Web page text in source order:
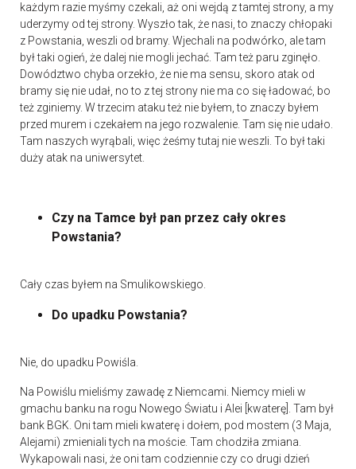
każdym razie myśmy czekali, aż oni wejdą z tamtej strony, a my
uderzymy od tej strony. Wyszło tak, że nasi, to znaczy chłopaki
z Powstania, weszli od bramy. Wjechali na podwórko, ale tam
był taki ogień, że dalej nie mogli jechać. Tam też paru zginęło.
Dowództwo chyba orzekło, że nie ma sensu, skoro atak od
bramy się nie udał, no to z tej strony nie ma co się ładować, bo
też zginiemy. W trzecim ataku też nie byłem, to znaczy byłem
przed murem i czekałem na jego rozwalenie. Tam się nie udało.
Tam naszych wyrąbali, więc żeśmy tutaj nie weszli. To był taki
duży atak na uniwersytet.
Czy na Tamce był pan przez cały okres
Powstania?
Cały czas byłem na Smulikowskiego.
Do upadku Powstania?
Nie, do upadku Powiśla.
Na Powiślu mieliśmy zawadę z Niemcami. Niemcy mieli w
gmachu banku na rogu Nowego Światu i Alei [kwaterę]. Tam był
bank BGK. Oni tam mieli kwaterę i dołem, pod mostem (3 Maja,
Alejami) zmieniali tych na moście. Tam chodziła zmiana.
Wykapowali nasi, że oni tam codziennie czy co drugi dzień